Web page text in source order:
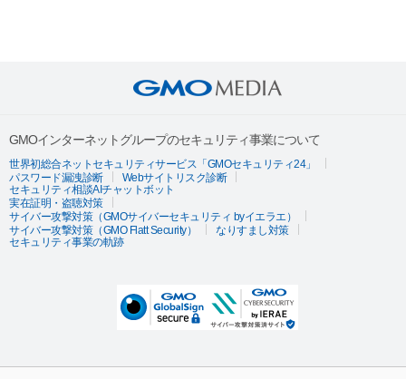
GMOインターネットグループのセキュリティ事業について
世界初総合ネットセキュリティサービス「GMOセキュリティ24」
パスワード漏洩診断
Webサイトリスク診断
セキュリティ相談AIチャットボット
実在証明・盗聴対策
サイバー攻撃対策（GMOサイバーセキュリティ byイエラエ）
サイバー攻撃対策（GMO Flatt Security）
なりすまし対策
セキュリティ事業の軌跡